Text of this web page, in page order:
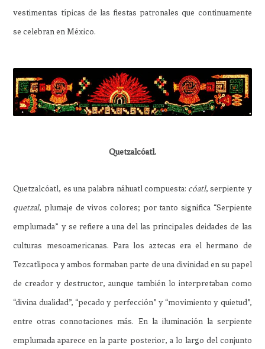
vestimentas típicas de las fiestas patronales que continuamente
se celebran en México.
Quetzalcóatl.
Quetzalcóatl, es una palabra náhuatl compuesta: cóatl, serpiente y
quetzal, plumaje de vivos colores; por tanto significa “Serpiente
emplumada” y se refiere a una del las principales deidades de las
culturas mesoamericanas. Para los aztecas era el hermano de
Tezcatlipoca y ambos formaban parte de una divinidad en su papel
de creador y destructor, aunque también lo interpretaban como
“divina dualidad”, “pecado y perfección” y “movimiento y quietud”,
entre otras connotaciones más. En la iluminación la serpiente
emplumada aparece en la parte posterior, a lo largo del conjunto